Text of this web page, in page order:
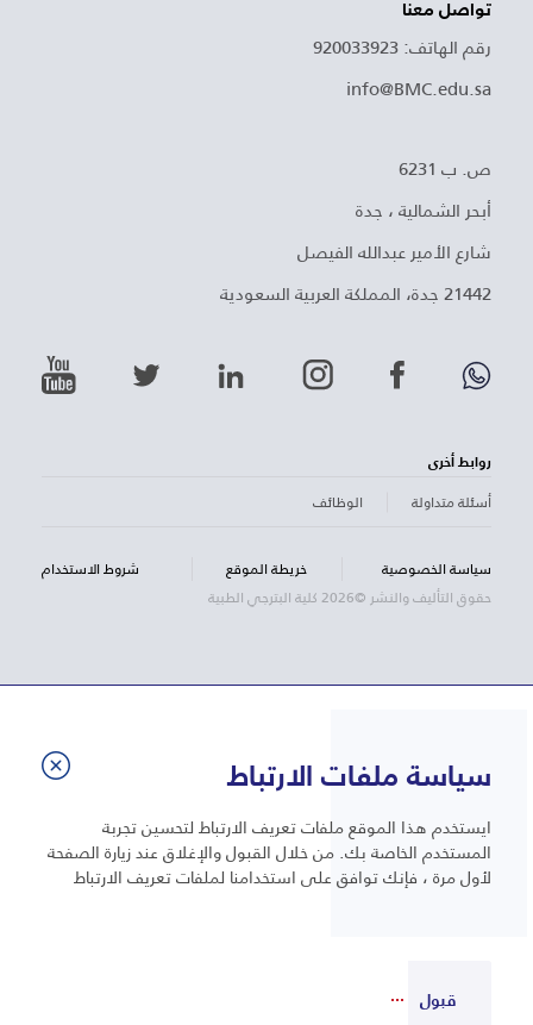
تواصل معنا
رقم الهاتف: 920033923
info@BMC.edu.sa
ص. ب 6231
أبحر الشمالية ، جدة
شارع الأمير عبدالله الفيصل
21442 جدة، المملكة العربية السعودية
روابط أخرى
أسئلة متداولة
الوظائف
سياسة الخصوصية خريطة الموقع
شروط الاستخدام
حقوق التأليف والنشر ©2026 كلية البترجي الطبية
سياسة ملفات الارتباط
ايستخدم هذا الموقع ملفات تعريف الارتباط لتحسين تجربة
المستخدم الخاصة بك. من خلال القبول والإغلاق عند زيارة الصفحة
لأول مرة ، فإنك توافق على استخدامنا لملفات تعريف الارتباط
قبول